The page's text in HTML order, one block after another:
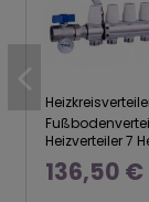
Heizverteiler 7
136,50 €